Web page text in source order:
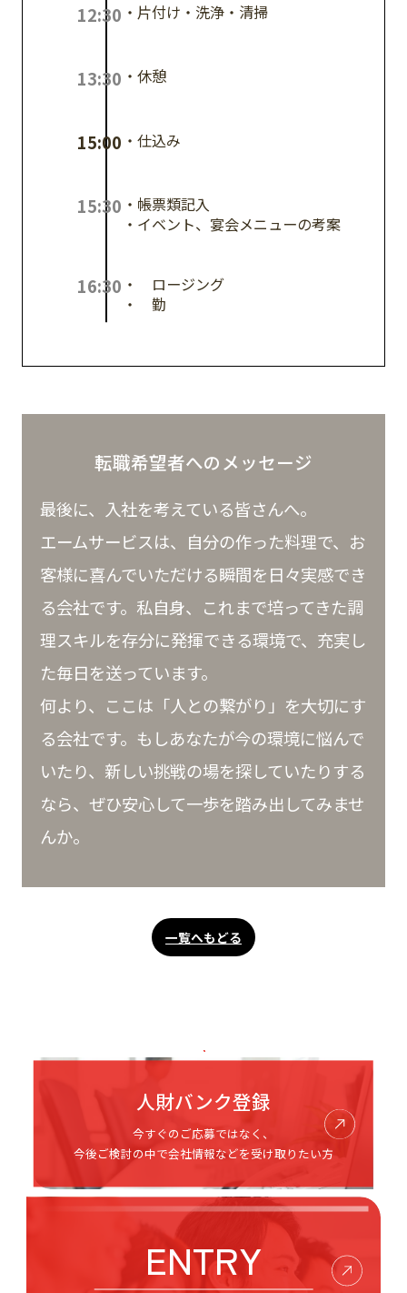
12:30 ・片付け・洗浄・清掃
13:30 ・休憩
15:00 ・仕込み
15:30 ・帳票類記入
・イベント、宴会メニューの考案
16:30 ・クロージング
・退勤
転職希望者へのメッセージ
最後に、入社を考えている皆さんへ。
エームサービスは、自分の作った料理で、お
客様に喜んでいただける瞬間を日々実感でき
る会社です。私自身、これまで培ってきた調
理スキルを存分に発揮できる環境で、充実し
た毎日を送っています。
何より、ここは「人との繋がり」を大切にす
る会社です。もしあなたが今の環境に悩んで
いたり、新しい挑戦の場を探していたりする
なら、ぜひ安心して一歩を踏み出してみませ
んか。
一覧へもどる
人財バンク登録
今すぐのご応募ではなく、
今後ご検討の中で会社情報などを受け取りたい方
ENTRY